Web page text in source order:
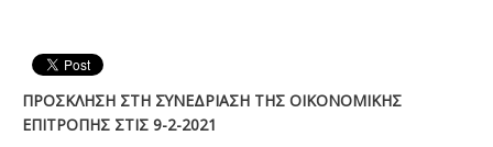
ΠΡΟΣΚΛΗΣΗ ΣΤΗ ΣΥΝΕΔΡΙΑΣΗ ΤΗΣ ΟΙΚΟΝΟΜΙΚΗΣ
ΕΠΙΤΡΟΠΗΣ ΣΤΙΣ 9-2-2021